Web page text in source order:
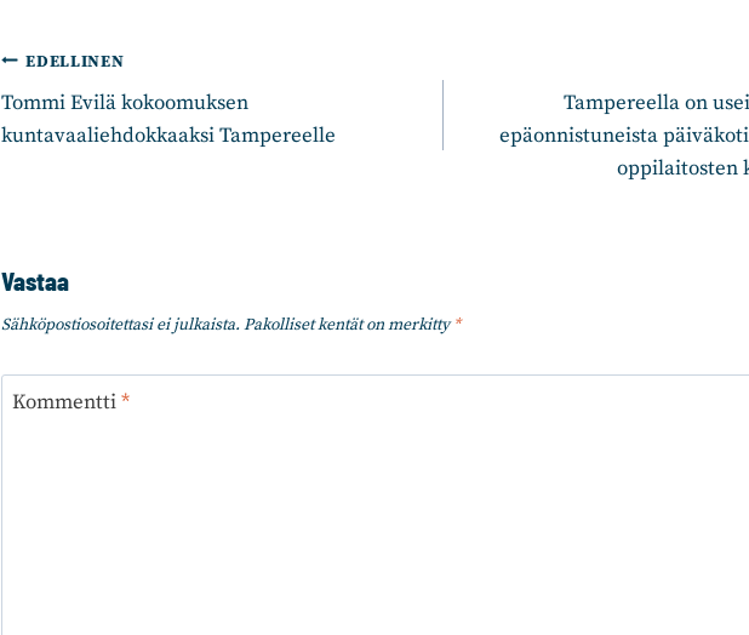
Artikkelien
selaus
EDELLINEN
Tommi Evilä kokoomuksen
kuntavaaliehdokkaaksi Tampereelle
Tampereella on
epäonnistuneista
oppilaitosten
Vastaa
Sähköpostiosoitettasi ei julkaista. Pakolliset kentät on merkitty*
Kommentti*